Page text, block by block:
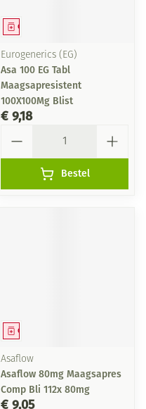
Geneesmiddel
Eurogenerics (EG)
Asa 100 EG Tabl
Maagsapresistent
100X100Mg Blist
€ 9,18
Bestel
Geneesmiddel
Asaflow
Asaflow 80mg Maagsapres
Comp Bli 112x 80mg
€ 9,05